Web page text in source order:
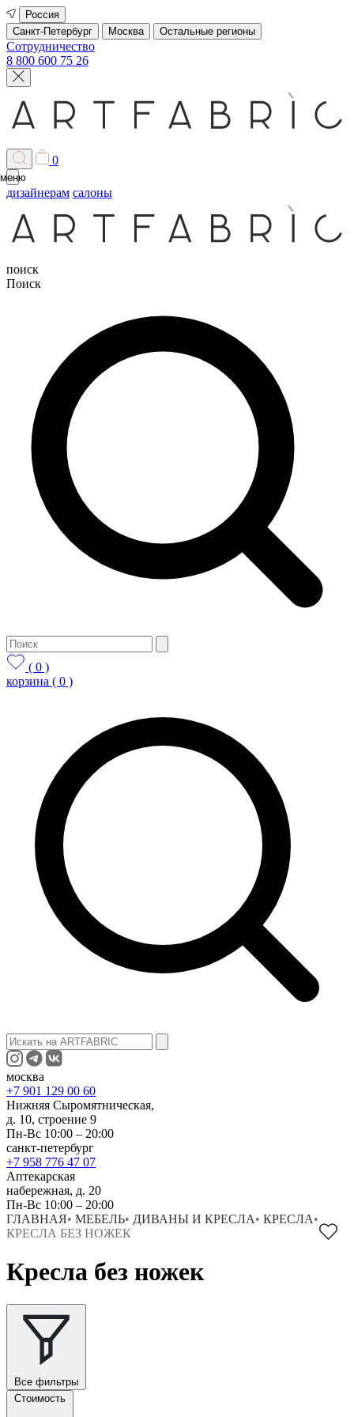
Россия
Санкт-Петербург
Москва Остальные регионы
Сотрудничество
8 800 600 75 26
0
меню
дизайнерам салоны
поиск
Поиск
( 0 )
корзина ( 0 )
москва
+7 901 129 00 60
Нижняя Сыромятническая,
д. 10, строение 9
Пн-Вс 10:00 – 20:00
санкт-петербург
+7 958 776 47 07
Аптекарская
набережная, д. 20
Пн-Вс 10:00 – 20:00
ГЛАВНАЯ• МЕБЕЛЬ• ДИВАНЫ И КРЕСЛА• КРЕСЛА•
КРЕСЛА БЕЗ НОЖЕК
Кресла без ножек
Все фильтры
Стоимость